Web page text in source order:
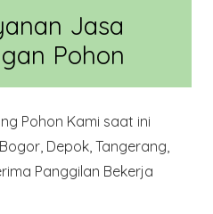
Jasa
Pohon
Pohon Kami saat ini
Depok, Tangerang,
Panggilan Bekerja